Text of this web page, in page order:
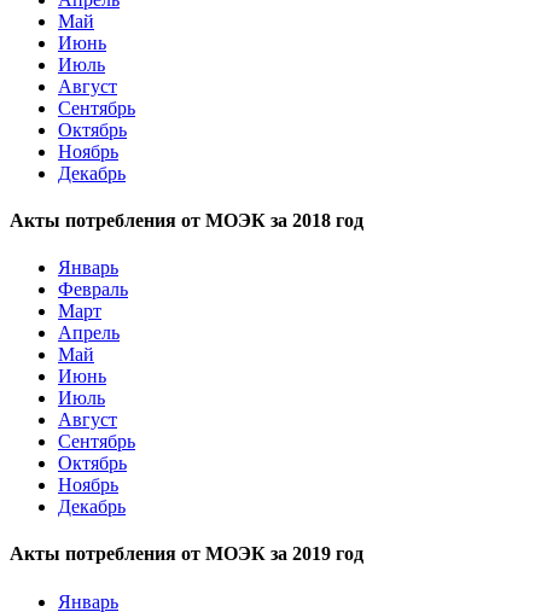
Май
Июнь
Июль
Август
Сентябрь
Октябрь
Ноябрь
Декабрь
Акты потребления от МОЭК за 2018 год
Январь
Февраль
Март
Апрель
Май
Июнь
Июль
Август
Сентябрь
Октябрь
Ноябрь
Декабрь
Акты потребления от МОЭК за 2019 год
Январь